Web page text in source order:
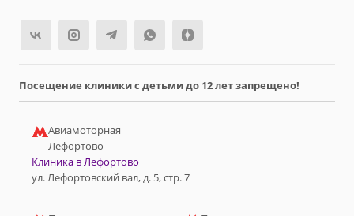
Посещение клиники с детьми до 12 лет запрещено!
Авиамоторная
Лефортово
Клиника в Лефортово
ул. Лефортовский вал, д. 5, стр. 7